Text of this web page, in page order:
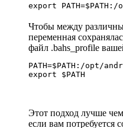
export
Чтобы между
переменная
файл .bahs_profile
PATH=$PATH:/opt/
export $PATH
Этот подход лучше
если вам потребуется